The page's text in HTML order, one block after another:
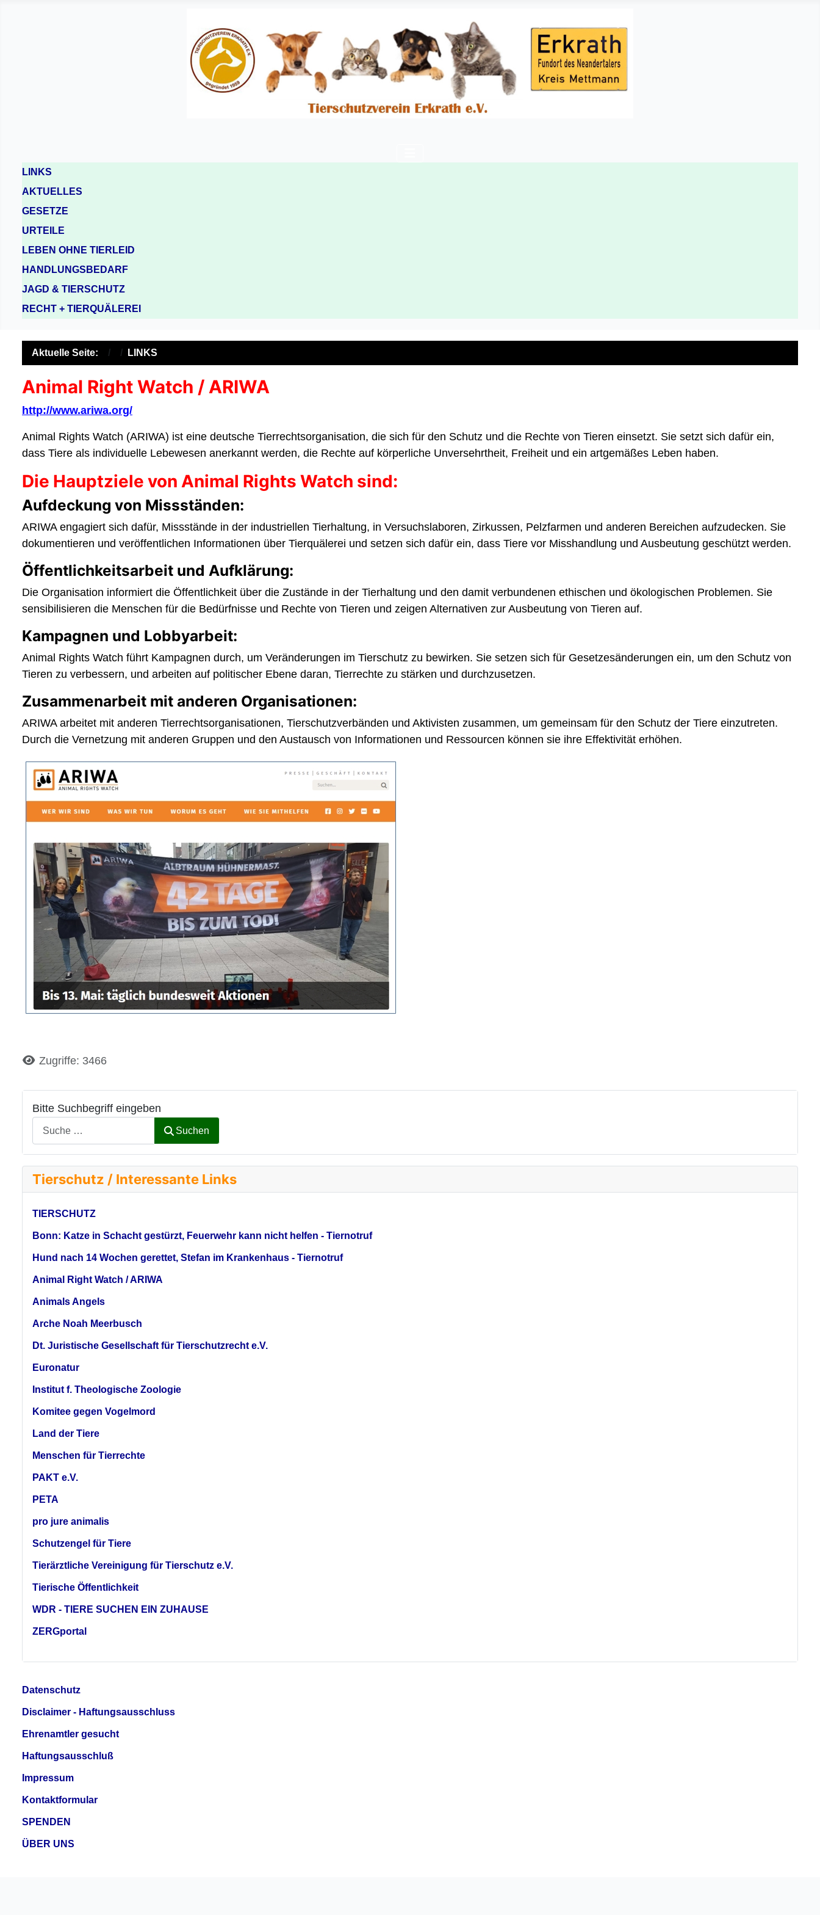
LINKS
AKTUELLES
GESETZE
URTEILE
LEBEN OHNE TIERLEID
HANDLUNGSBEDARF
JAGD & TIERSCHUTZ
RECHT + TIERQUÄLEREI
Bitte Suchbegriff eingeben
Suchen
Tierschutz / Interessante Links
TIERSCHUTZ
Bonn: Katze in Schacht gestürzt, Feuerwehr kann nicht helfen - Tiernotruf
Hund nach 14 Wochen gerettet, Stefan im Krankenhaus - Tiernotruf
Animal Right Watch / ARIWA
Animals Angels
Arche Noah Meerbusch
Dt. Juristische Gesellschaft für Tierschutzrecht e.V.
Euronatur
Institut f. Theologische Zoologie
Komitee gegen Vogelmord
Land der Tiere
Menschen für Tierrechte
PAKT e.V.
PETA
pro jure animalis
Schutzengel für Tiere
Tierärztliche Vereinigung für Tierschutz e.V.
Tierische Öffentlichkeit
WDR - TIERE SUCHEN EIN ZUHAUSE
ZERGportal
Aktuelle Seite: LINKS
Animal Right Watch / ARIWA
http://www.ariwa.org/
Animal Rights Watch (ARIWA) ist eine deutsche Tierrechtsorganisation, die sich für den Schutz und die Rechte von Tieren einsetzt. Sie setzt sich dafür ein,
dass Tiere als individuelle Lebewesen anerkannt werden, die Rechte auf körperliche Unversehrtheit, Freiheit und ein artgemäßes Leben haben.
Die Hauptziele von Animal Rights Watch sind:
Aufdeckung von Missständen:
ARIWA engagiert sich dafür, Missstände in der industriellen Tierhaltung, in Versuchslaboren, Zirkussen, Pelzfarmen und anderen Bereichen aufzudecken. Sie
dokumentieren und veröffentlichen Informationen über Tierquälerei und setzen sich dafür ein, dass Tiere vor Misshandlung und Ausbeutung geschützt werden.
Öffentlichkeitsarbeit und Aufklärung:
Die Organisation informiert die Öffentlichkeit über die Zustände in der Tierhaltung und den damit verbundenen ethischen und ökologischen Problemen. Sie
sensibilisieren die Menschen für die Bedürfnisse und Rechte von Tieren und zeigen Alternativen zur Ausbeutung von Tieren auf.
Kampagnen und Lobbyarbeit:
Animal Rights Watch führt Kampagnen durch, um Veränderungen im Tierschutz zu bewirken. Sie setzen sich für Gesetzesänderungen ein, um den Schutz von
Tieren zu verbessern, und arbeiten auf politischer Ebene daran, Tierrechte zu stärken und durchzusetzen.
Zusammenarbeit mit anderen Organisationen:
ARIWA arbeitet mit anderen Tierrechtsorganisationen, Tierschutzverbänden und Aktivisten zusammen, um gemeinsam für den Schutz der Tiere einzutreten.
Durch die Vernetzung mit anderen Gruppen und den Austausch von Informationen und Ressourcen können sie ihre Effektivität erhöhen.
DetailsZugriffe: 3466
Datenschutz
Disclaimer - Haftungsausschluss
Ehrenamtler gesucht
Haftungsausschluß
Impressum
Kontaktformular
SPENDEN
ÜBER UNS